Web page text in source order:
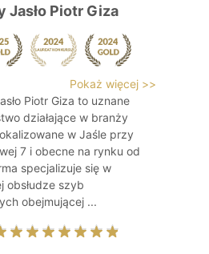
Jasło Piotr Giza
Pokaż więcej >>
Piotr Giza to uznane
działające w branży
w Jaśle przy
7 i obecne na rynku od
specjalizuje się w
obsłudze szyb
obejmującej ...